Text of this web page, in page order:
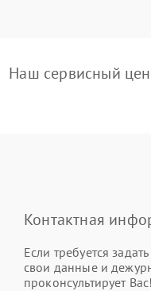
Наш сервисный
Контактная
Если требуется
свои данные и
проконсультирует Вас!